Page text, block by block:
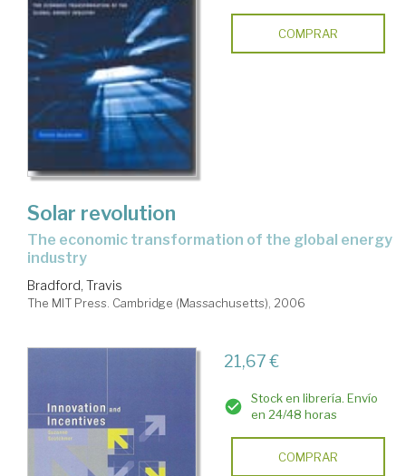
COMPRAR
Solar revolution
the economic transformation of the global energy
industry
Bradford, Travis
The MIT Press. Cambridge (Massachusetts), 2006
21,67 €
Stock en librería. Envío
en 24/48 horas
COMPRAR